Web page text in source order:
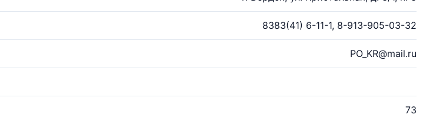
8383(41) 6-11-1, 8-913-905-03-32
PO_KR@mail.ru
73